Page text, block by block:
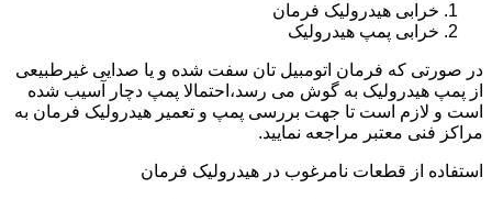
خرابی هیدرولیک فرمان
خرابی پمپ هیدرولیک
در صورتی که فرمان اتومبیل تان سفت شده و یا صدایی غیرطبیعی
از پمپ هیدرولیک به گوش می رسد،احتمالا پمپ دچار آسیب شده
است و لازم است تا جهت بررسی پمپ و تعمیر هیدرولیک فرمان به
مراکز فنی معتبر مراجعه نمایید.
استفاده از قطعات نامرغوب در هیدرولیک فرمان